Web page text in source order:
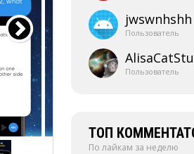
jwswnhshh
Пользователь
Пользователь
ТОП
По лайкам за неделю